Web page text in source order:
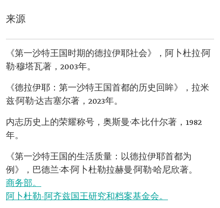
来源
《第一沙特王国时期的德拉伊耶社会》，阿卜杜拉·阿
勒·穆塔瓦著，2003年。
《德拉伊耶：第一沙特王国首都的历史回眸》，拉米
兹·阿勒·达吉塞尔著，2023年。
内志历史上的荣耀称号，奥斯曼·本·比什尔著，1982
年。
《第一沙特王国的生活质量：以德拉伊耶首都为
例》，巴德兰·本·阿卜杜勒拉赫曼·阿勒·哈尼欣著。
商务部。
阿卜杜勒-阿齐兹国王研究和档案基金会。